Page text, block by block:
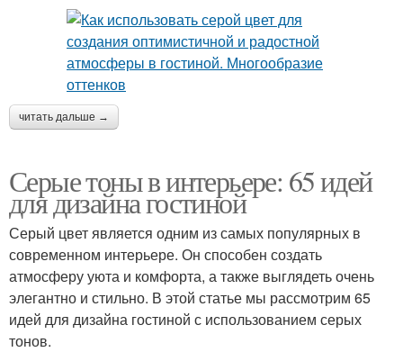
читать дальше →
Серые тоны в интерьере: 65 идей
для дизайна гостиной
Серый цвет является одним из самых популярных в
современном интерьере. Он способен создать
атмосферу уюта и комфорта, а также выглядеть очень
элегантно и стильно. В этой статье мы рассмотрим 65
идей для дизайна гостиной с использованием серых
тонов.